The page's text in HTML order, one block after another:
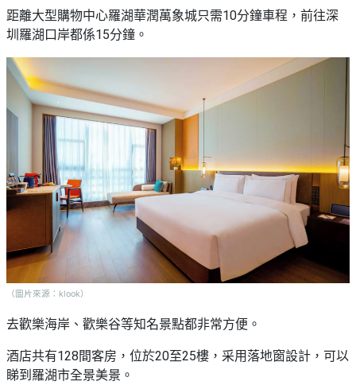
即
煮
聚
拖
餐
BBQ
場
奇
玩
動
單
場
地
#
到
會
#
行
#
遊
#
餐
距離大型購物中心羅湖華潤萬象城只需10分鐘車程，前往深
圳羅湖口岸都係15分鐘。
（圖片來源：klook）
去歡樂海岸、歡樂谷等知名景點都非常方便。
酒店共有128間客房，位於20至25樓，采用落地窗設計，可以
睇到羅湖市全景美景。